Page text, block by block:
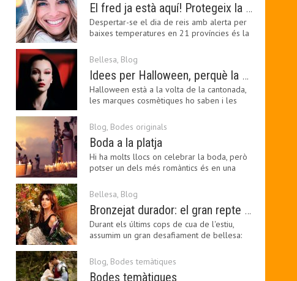
El fred ja està aquí! Protegeix la teva pell amb els nostres consells i propostes
Despertar-se el dia de reis amb alerta per
baixes temperatures en 21 províncies és la
Bellesa, Blog
Idees per Halloween, perquè la bellesa pot ser terrorífica
Halloween està a la volta de la cantonada,
les marques cosmètiques ho saben i les
Blog, Bodes originals
Boda a la platja
Hi ha molts llocs on celebrar la boda, però
potser un dels més romàntics és en una
Bellesa, Blog
Bronzejat durador: el gran repte beauty del final de l’estiu
Durant els últims cops de cua de l'estiu,
assumim un gran desafiament de bellesa:
Blog, Bodes temàtiques
Bodes temàtiques